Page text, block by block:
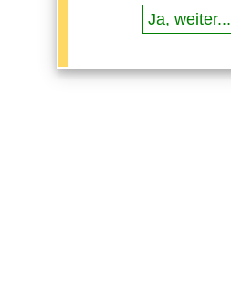
Ja, weiter...